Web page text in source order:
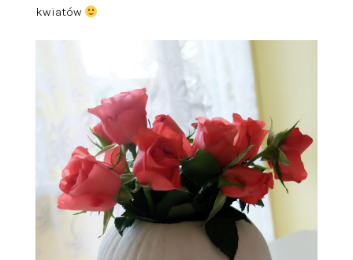
kwiatów